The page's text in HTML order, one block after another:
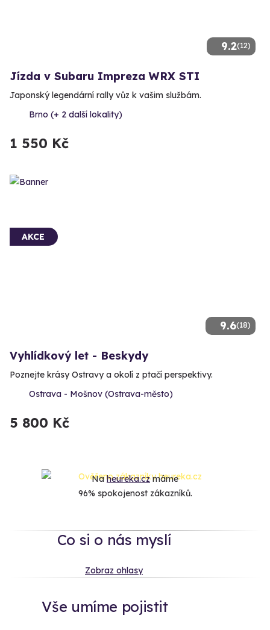
9.2(12)
Jízda v Subaru Impreza WRX STI
Japonský legendární rally vůz k vašim službám.
Brno (+ 2 další lokality)
1 550 Kč
9.6(18)
AKCE
Vyhlídkový let - Beskydy
Poznejte krásy Ostravy a okolí z ptačí perspektivy.
Ostrava - Mošnov (Ostrava-město)
5 800 Kč
Naheureka.czmáme
96% spokojenost zákazníků.
Co si o nás myslí
Zobraz ohlasy
Vše umíme pojistit